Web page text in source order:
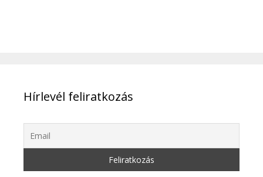
Hírlevél feliratkozás